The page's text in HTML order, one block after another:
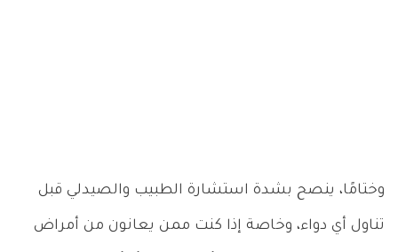
وختامًا، ينصح بشدة استشارة الطبيب والصيدلي قبل
تناول أي دواء، وخاصة إذا كنت ممن يعانون من أمراض